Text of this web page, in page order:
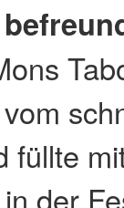
füllte
der